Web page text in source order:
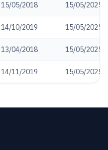
15/05/2018 15/05/2025
14/10/2019 15/05/2025
13/04/2018 15/05/2025
14/11/2019 15/05/2025